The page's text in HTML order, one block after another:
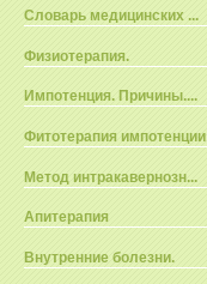
Словарь медицинских ...
Физиотерапия.
Импотенция. Причины....
Фитотерапия импотенции
Метод интракавернозн...
Апитерапия
Внутренние болезни.